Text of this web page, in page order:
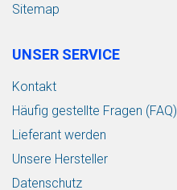
Sitemap
UNSER SERVICE
Kontakt
Häufig gestellte Fragen (FAQ)
Lieferant werden
Unsere Hersteller
Datenschutz